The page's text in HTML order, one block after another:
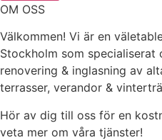
OM OSS
Välkommen! Vi är en
Stockholm som specialiserat
renovering & inglasning av
terrasser, verandor &
Hör av dig till oss för en
veta mer om våra tjänster!